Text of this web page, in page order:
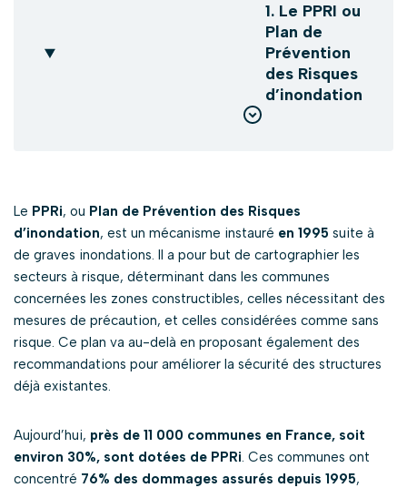
1. Le PPRI ou
Plan de
Prévention
des Risques
d’inondation
Le PPRi, ou Plan de Prévention des Risques
d’inondation, est un mécanisme instauré en 1995 suite à
de graves inondations. Il a pour but de cartographier les
secteurs à risque, déterminant dans les communes
concernées les zones constructibles, celles nécessitant des
mesures de précaution, et celles considérées comme sans
risque. Ce plan va au-delà en proposant également des
recommandations pour améliorer la sécurité des structures
déjà existantes.
Aujourd’hui, près de 11 000 communes en France, soit
environ 30%, sont dotées de PPRi. Ces communes ont
concentré 76% des dommages assurés depuis 1995,